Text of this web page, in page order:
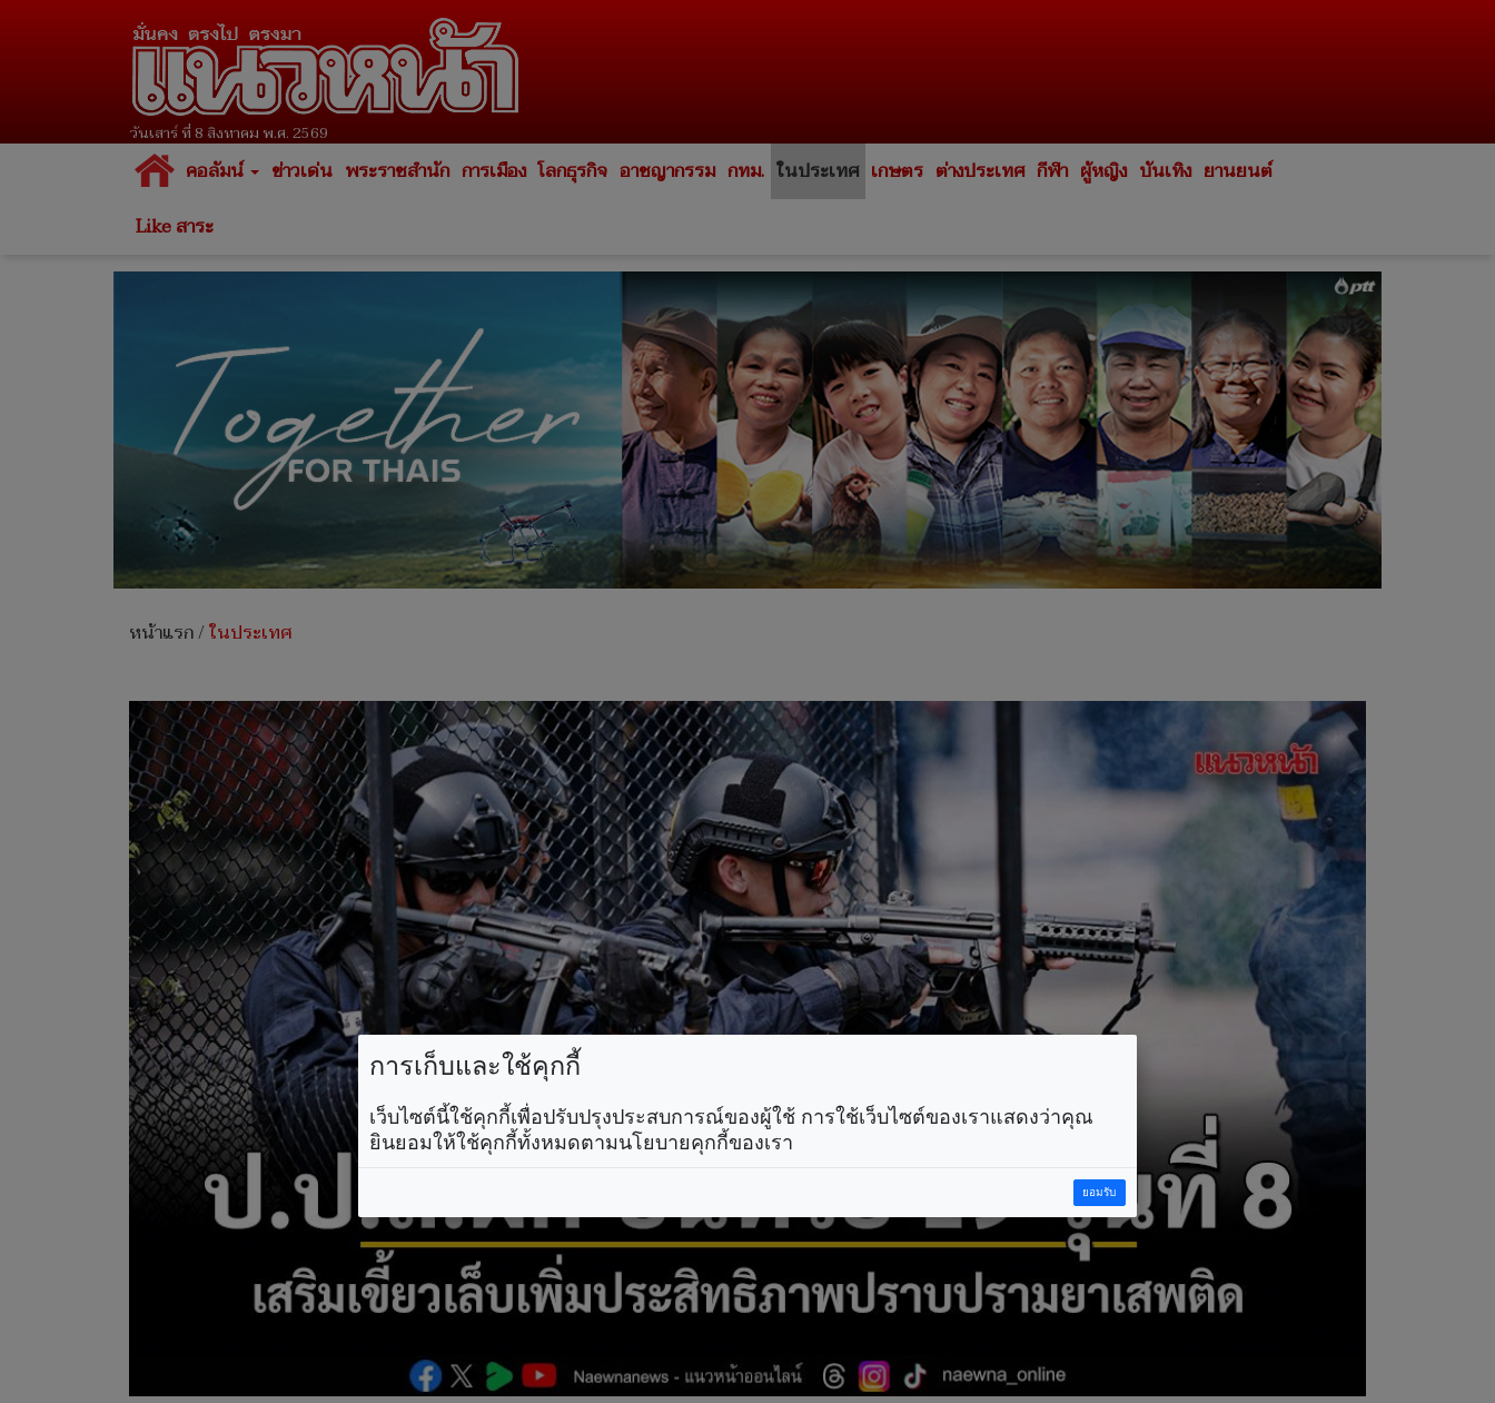
วันเสาร์ ที่ 8 สิงหาคม พ.ศ. 2569
คอลัมน์ ข่าวเด่น พระราชสำนัก การเมือง โลกธุรกิจ อาชญากรรม กทม. ในประเทศ เกษตร ต่างประเทศ กีฬา ผู้หญิง บันเทิง ยานยนต์
Like สาระ
หน้าแรก/ในประเทศ
การเก็บและใช้คุกกี้
เว็บไซต์นี้ใช้คุกกี้เพื่อปรับปรุงประสบการณ์ของผู้ใช้ การใช้เว็บไซต์ของเราแสดงว่าคุณ
ยินยอมให้ใช้คุกกี้ทั้งหมดตามนโยบายคุกกี้ของเรา
ยอมรับ